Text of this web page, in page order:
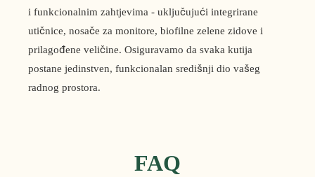
i funkcionalnim zahtjevima - uključujući integrirane
utičnice, nosače za monitore, biofilne zelene zidove i
prilagođene veličine. Osiguravamo da svaka kutija
postane jedinstven, funkcionalan središnji dio vašeg
radnog prostora.
FAQ